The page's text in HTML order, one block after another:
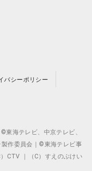
バシーポリシー
海テレビ、中京テレビ、
作委員会｜©東海テレビ事
CTV ｜（C）すえのぶけい